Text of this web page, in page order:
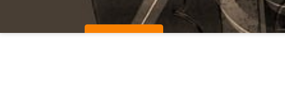
More Details